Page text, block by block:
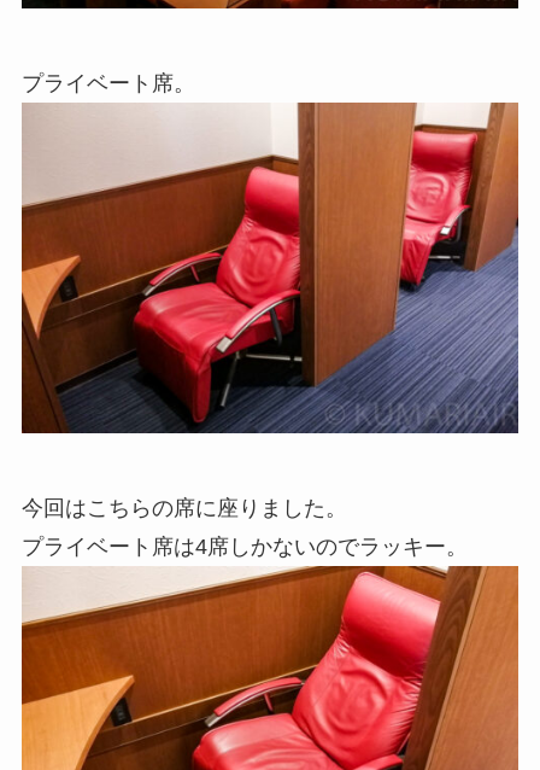
プライベート席。
今回はこちらの席に座りました。
プライベート席は4席しかないのでラッキー。